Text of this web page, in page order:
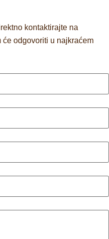
kontaktirajte na
će odgovoriti u najkraćem